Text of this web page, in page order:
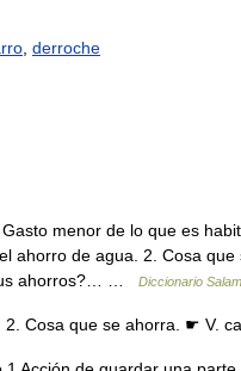
derroche
menor de lo que es
ahorro de agua. 2. Cosa
ahorros?… …
Diccionario
2. Cosa que se ahorra. ☛ V.